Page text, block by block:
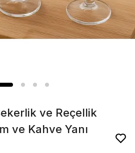
ve Reçellik
ve Kahve Yanı